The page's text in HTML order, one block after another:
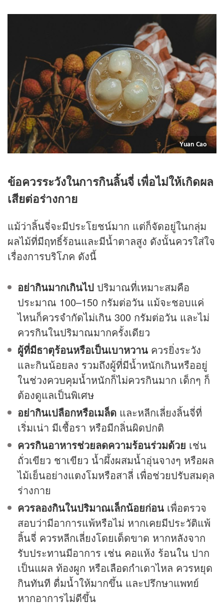
Yuan Cao
ข้อควรระวังในการกินลิ้นจี่ เพื่อไม่ให้เกิดผล
เสียต่อร่างกาย
แม้ว่าลิ้นจี่จะมีประโยชน์มาก แต่ก็จัดอยู่ในกลุ่ม
ผลไม้ที่มีฤทธิ์ร้อนและมีน้ำตาลสูง ดังนั้นควรใส่ใจ
เรื่องการบริโภค ดังนี้
อย่ากินมากเกินไป ปริมาณที่เหมาะสมคือ
ประมาณ 100–150 กรัมต่อวัน แม้จะชอบแค่
ไหนก็ควรจำกัดไม่เกิน 300 กรัมต่อวัน และไม่
ควรกินในปริมาณมากครั้งเดียว
ผู้ที่มีธาตุร้อนหรือเป็นเบาหวาน ควรยิ่งระวัง
และกินน้อยลง รวมถึงผู้ที่มีน้ำหนักเกินหรืออยู่
ในช่วงควบคุมน้ำหนักก็ไม่ควรกินมาก เด็กๆ ก็
ต้องดูแลเป็นพิเศษ
อย่ากินเปลือกหรือเมล็ด และหลีกเลี่ยงลิ้นจี่ที่
เริ่มเน่า มีเชื้อรา หรือมีกลิ่นผิดปกติ
ควรกินอาหารช่วยลดความร้อนร่วมด้วย เช่น
ถั่วเขียว ชาเขียว น้ำผึ้งผสมน้ำอุ่นจางๆ หรือผล
ไม้เย็นอย่างแตงโมหรือสาลี่ เพื่อช่วยปรับสมดุล
ร่างกาย
ควรลองกินในปริมาณเล็กน้อยก่อน เพื่อตรวจ
สอบว่ามีอาการแพ้หรือไม่ หากเคยมีประวัติแพ้
ลิ้นจี่ ควรหลีกเลี่ยงโดยเด็ดขาด หากหลังจาก
รับประทานมีอาการ เช่น คอแห้ง ร้อนใน ปาก
เป็นแผล ท้องผูก หรือเลือดกำเดาไหล ควรหยุด
กินทันที ดื่มน้ำให้มากขึ้น และปรึกษาแพทย์
หากอาการไม่ดีขึ้น